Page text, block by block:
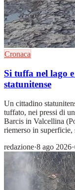
Cronaca
Si tuffa nel lago
statunitense
Un cittadino
tuffato, nei pressi di
Barcis in Valcellina
riemerso in superficie,
redazione·8 ago 2026·